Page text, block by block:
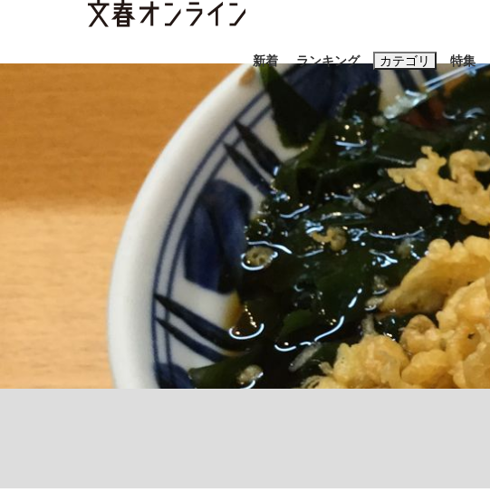
新着 ランキング カテゴリ
スクープ ニュース エ
「善か悪かはどちらでもいい」リアル『九条の大罪』弁護
特集
終戦から81年
おすすめのキーワードタ
#藤田晋 #三山凌輝 #高
#玉木雄一郎
#亀和田武